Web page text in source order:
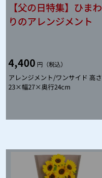
【父の日特集】ひまわ
りのアレンジメント
4,400 円（税込）
アレンジメント/ワンサイド 高さ
23×幅27×奥行24cm